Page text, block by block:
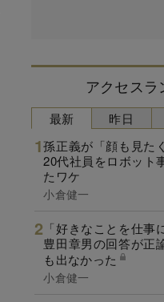
アクセスラ
最新
孫正義が「顔も見た
20代社員をロボット
たワケ
小倉健一
「好きなことを仕
豊田章男の回答が正
も出なかった
小倉健一
昨日